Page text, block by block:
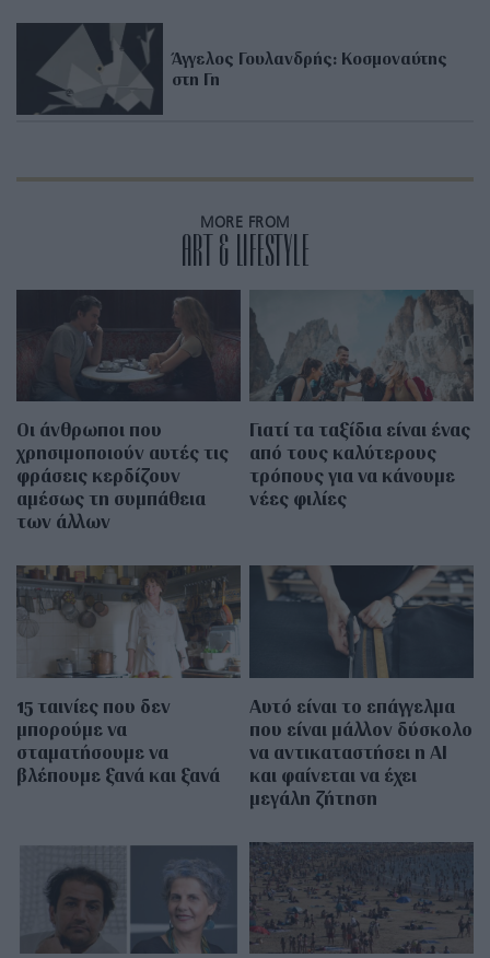
Άγγελος Γουλανδρής: Κοσμοναύτης
στη Γη
MORE FROM
ART & LIFESTYLE
Οι άνθρωποι που
χρησιμοποιούν αυτές τις
φράσεις κερδίζουν
αμέσως τη συμπάθεια
των άλλων
Γιατί τα ταξίδια είναι ένας
από τους καλύτερους
τρόπους για να κάνουμε
νέες φιλίες
15 ταινίες που δεν
μπορούμε να
σταματήσουμε να
βλέπουμε ξανά και ξανά
Αυτό είναι το επάγγελμα
που είναι μάλλον δύσκολο
να αντικαταστήσει η AI
και φαίνεται να έχει
μεγάλη ζήτηση